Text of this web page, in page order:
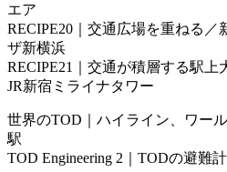
エア
RECIPE20｜交通広場を重ねる／
ザ新横浜
RECIPE21｜交通が積層する駅上
JR新宿ミライナタワー
世界のTOD｜ハイライン、ワー
駅
TOD Engineering 2｜TODの避難